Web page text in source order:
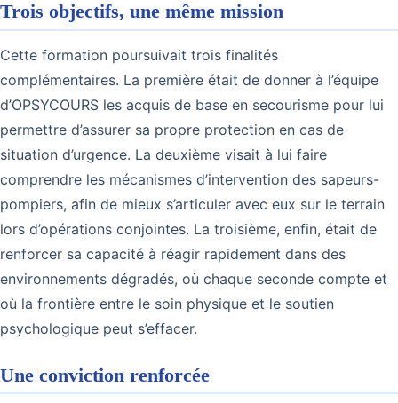
Trois objectifs, une même mission
Cette formation poursuivait trois finalités
complémentaires. La première était de donner à l’équipe
d’OPSYCOURS les acquis de base en secourisme pour lui
permettre d’assurer sa propre protection en cas de
situation d’urgence. La deuxième visait à lui faire
comprendre les mécanismes d’intervention des sapeurs-
pompiers, afin de mieux s’articuler avec eux sur le terrain
lors d’opérations conjointes. La troisième, enfin, était de
renforcer sa capacité à réagir rapidement dans des
environnements dégradés, où chaque seconde compte et
où la frontière entre le soin physique et le soutien
psychologique peut s’effacer.
Une conviction renforcée